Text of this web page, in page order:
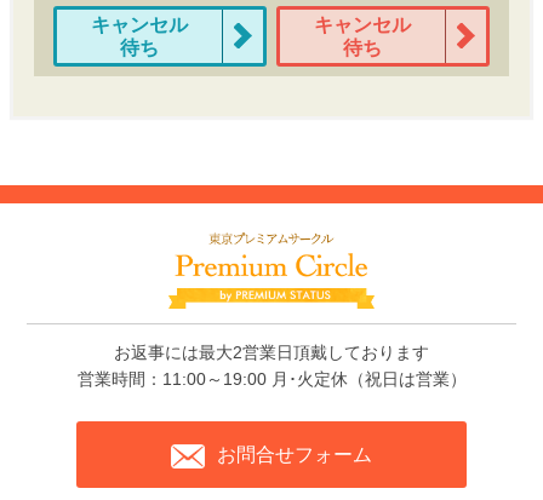
キャンセル
待ち
キャンセル
待ち
お返事には最大2営業日頂戴しております
営業時間：11:00～19:00 月･火定休（祝日は営業）
お問合せフォーム